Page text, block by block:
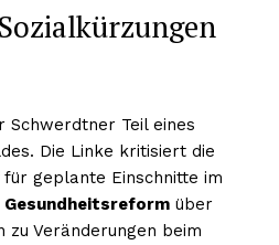
Schwerdtner Teil eines
Die Linke kritisiert die
geplante Einschnitte im
Gesundheitsreform über
zu Veränderungen beim